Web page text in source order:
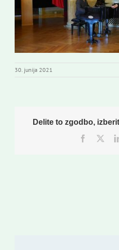
Založništvo
Koristne informacije
30. junija 2021
Delite to zgodbo,
Facebook